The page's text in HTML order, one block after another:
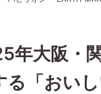
年大阪・
「おい